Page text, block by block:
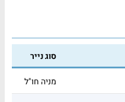
סוג נייר
מניה חו"ל